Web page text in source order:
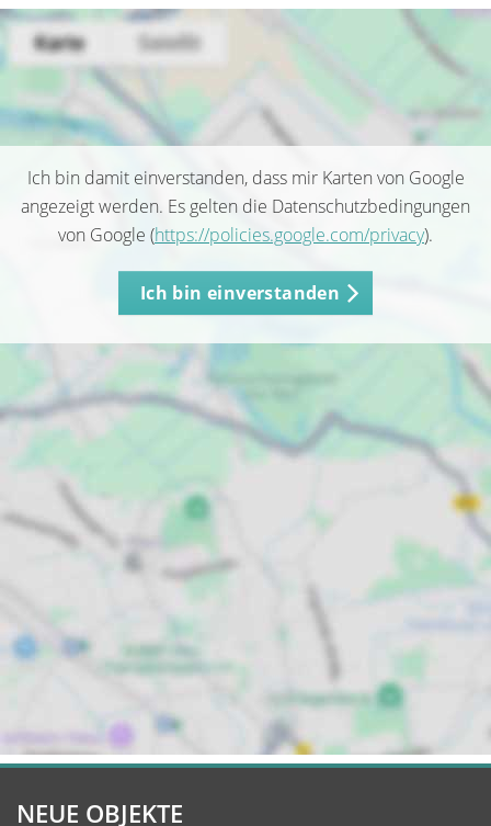
Ich bin damit einverstanden, dass mir Karten von Google
angezeigt werden. Es gelten die Datenschutzbedingungen
von Google (https://policies.google.com/privacy).
Ich bin einverstanden
NEUE OBJEKTE